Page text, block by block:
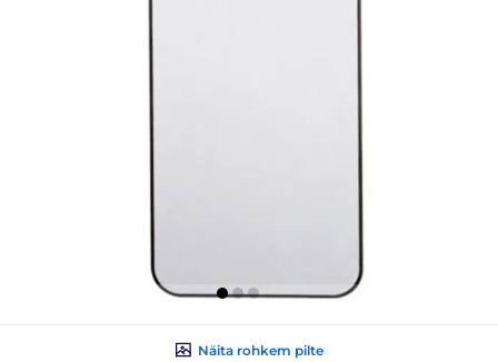
Näita rohkem pilte